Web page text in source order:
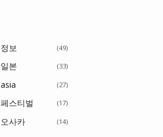
정보 49
일본 33
asia 27
페스티벌 17
오사카 14